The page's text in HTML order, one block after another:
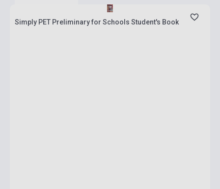
Simply PET Preliminary for Schools Student's Book